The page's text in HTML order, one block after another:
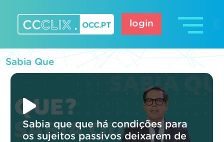
content
login
Sabia Que
Sabia que que há condições para
os sujeitos passivos deixarem de